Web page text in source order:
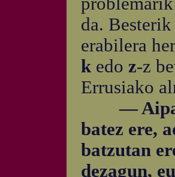
da.
erabilera
k edo z-z
Errusiako
— Aipatu
batez ere,
batzutan
dezagun,